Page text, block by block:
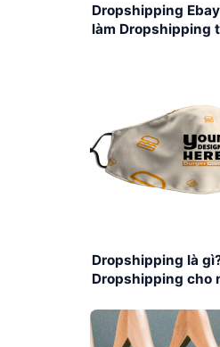
Dropshipping
làm Dropshipping
Dropshipping là
Dropshipping cho